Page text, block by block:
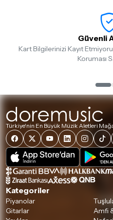
Güvenli
Kart Bilgilerinizi Kayıt
Koruması
Türkiye'nin En Büyük Müzik Aletleri
Kategoriler
Piyanolar
Gitarlar
Amfi